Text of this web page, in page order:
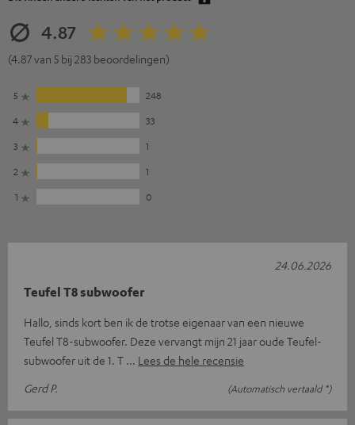
4.87
(4.87 van 5 bij 283 beoordelingen)
5
248
4
33
3
1
2
1
1
0
Teufel T8 subwoofer
Hallo, sinds kort ben ik de trotse eigenaar van een nieuwe
Teufel T8-subwoofer. Deze vervangt mijn 21 jaar oude Teufel-
subwoofer uit de 1. T
Lees de hele recensie
Gerd P.
(Automatisch vertaald *)
24.06.2026